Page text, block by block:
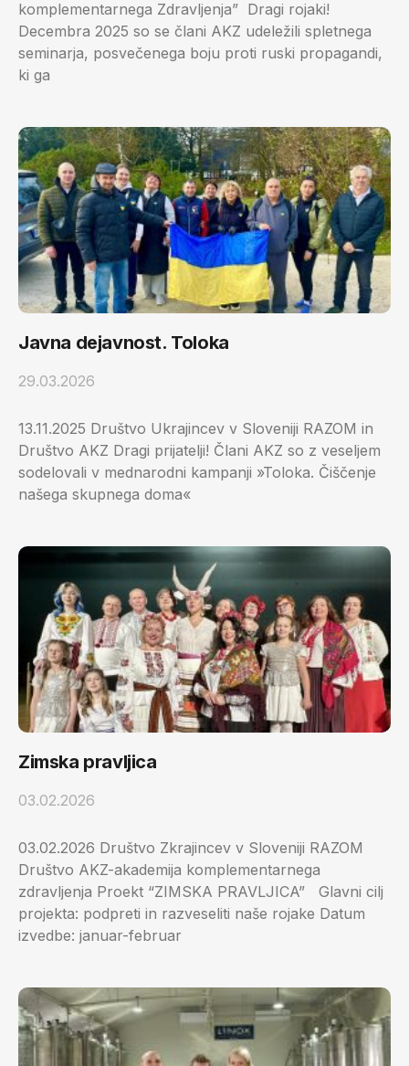
komplementarnega Zdravljenja” Dragi rojaki!
Decembra 2025 so se člani AKZ udeležili spletnega
seminarja, posvečenega boju proti ruski propagandi,
ki ga
Javna dejavnost. Toloka
29.03.2026
13.11.2025 Društvo Ukrajincev v Sloveniji RAZOM in
Društvo AKZ Dragi prijatelji! Člani AKZ so z veseljem
sodelovali v mednarodni kampanji »Toloka. Čiščenje
našega skupnega doma«
Zimska pravljica
03.02.2026
03.02.2026 Društvo Zkrajincev v Sloveniji RAZOM
Društvo AKZ-akademija komplementarnega
zdravljenja Proekt “ZIMSKA PRAVLJICA” Glavni cilj
projekta: podpreti in razveseliti naše rojake Datum
izvedbe: januar-februar